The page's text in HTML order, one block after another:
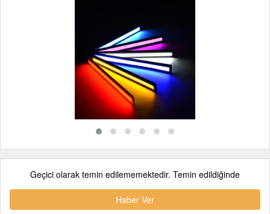
Geçici olarak temin edilememektedir. Temin edildiğinde
Haber Ver